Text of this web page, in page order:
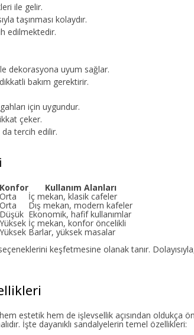
ile gelir.
taşınması kolaydır.
edilmektedir.
dekorasyona uyum sağlar.
bakım gerektirir.
için uygundur.
çeker.
tercih edilir.
Konfor Kullanım Alanları
Orta İç mekan, klasik cafeler
Orta Dış mekan, modern kafeler
Düşük Ekonomik, hafif kullanımlar
Yüksek İç mekan, konfor öncelikli
Yüksek Barlar, yüksek masalar
keşfetmesine olanak tanır.
estetik hem de işlevsellik açısından oldukça
İşte dayanıklı sandalyelerin temel özellikleri: